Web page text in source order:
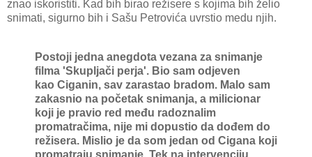
znao iskoristiti. Kad bih birao režisere s kojima bih želio
snimati, sigurno bih i Sašu Petrovića uvrstio medu njih.
Postoji jedna anegdota vezana za snimanje
filma 'Skupljači perja'. Bio sam odjeven
kao Ciganin, sav zarastao bradom. Malo sam
zakasnio na početak snimanja, a milicionar
koji je pravio red među radoznalim
promatračima, nije mi dopustio da dođem do
režisera. Mislio je da som jedan od Cigana koji
promatraju snimanje. Tek na intervenciju